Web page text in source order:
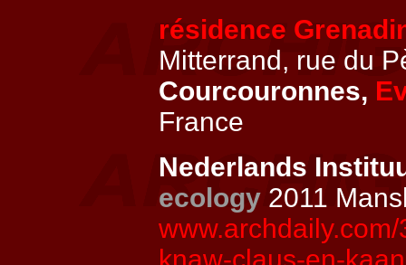
résidence
Mitterrand, rue du
Courcouronnes,
France
Nederlands
ecology 2011